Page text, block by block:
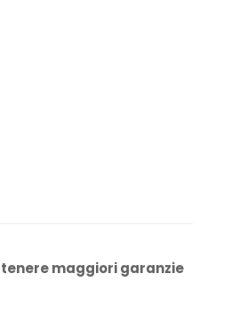
maggiori garanzie